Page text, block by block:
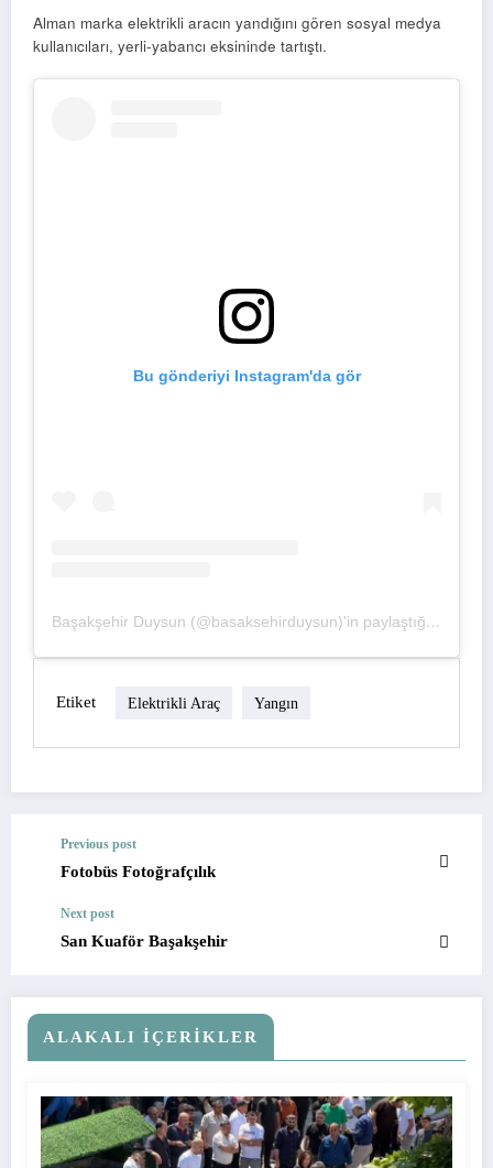
Alman marka elektrikli aracın yandığını gören sosyal medya
kullanıcıları, yerli-yabancı eksininde tartıştı.
Bu gönderiyi Instagram'da gör
Başakşehir Duysun (@basaksehirduysun)'in paylaştığı bir gönderi
Etiket Elektrikli Araç Yangın
Previous post
Fotobüs Fotoğrafçılık
Next post
San Kuaför Başakşehir
ALAKALI İÇERIKLER